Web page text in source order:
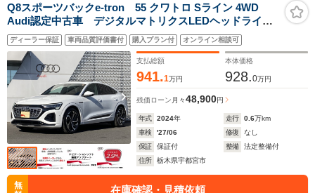
Q8スポーツバックe-tron 55 クワトロ Sライン 4WD
Audi認定中古車 デジタルマトリクスLEDヘッドライ
ト サイレンスPKG パノラマサンルーフ インテリア
PKG 21インチAW EV 運転支援システム オートク
ロージングドア 電動リアゲート
ディーラー保証 車両品質評価書付 購入プラン付 オンライン相談可
支払総額
941.1万円
本体価格
928.0万円
残価ローン 月々48,900円
年式 2024年 走行 0.6万km
車検
'27/06 修復
なし
保証
保証付 整備
法定整備付
住所
栃木県宇都宮市
無
在庫確認・見積依頼